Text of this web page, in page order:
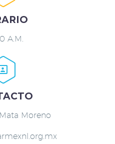
A.M.
Moreno